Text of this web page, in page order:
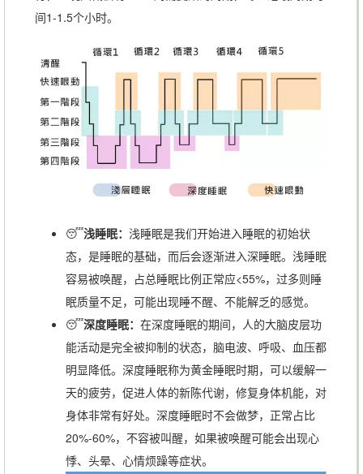
间1-1.5个小时。
😴浅睡眠： 浅睡眠是我们开始进入睡眠的初始状
态，是睡眠的基础，而后会逐渐进入深睡眠。浅睡眠
容易被唤醒，占总睡眠比例正常应<55%，过多则睡
眠质量不足，可能出现睡不醒、不能解乏的感觉。
😴深度睡眠： 在深度睡眠的期间，人的大脑皮层功
能活动是完全被抑制的状态，脑电波、呼吸、血压都
明显降低。深度睡眠称为黄金睡眠时期，可以缓解一
天的疲劳，促进人体的新陈代谢，修复身体机能，对
身体非常有好处。深度睡眠时不会做梦，正常占比
20%-60%，不容被叫醒，如果被唤醒可能会出现心
悸、头晕、心情烦躁等症状。